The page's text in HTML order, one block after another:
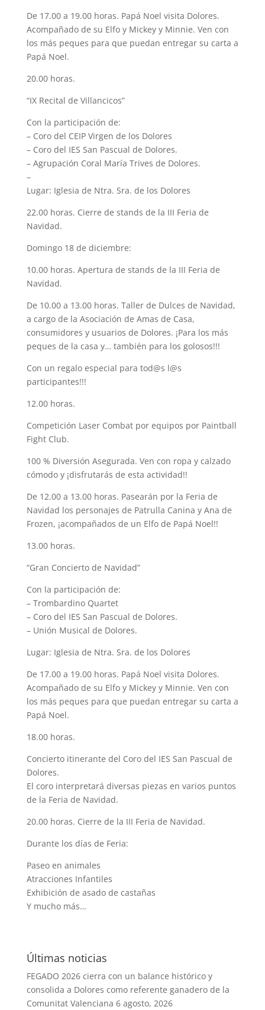
De 17.00 a 19.00 horas. Papá Noel visita Dolores.
Acompañado de su Elfo y Mickey y Minnie. Ven con
los más peques para que puedan entregar su carta a
Papá Noel.
20.00 horas.
“IX Recital de Villancicos”
Con la participación de:
– Coro del CEIP Virgen de los Dolores
– Coro del IES San Pascual de Dolores.
– Agrupación Coral María Trives de Dolores.
–
Lugar: Iglesia de Ntra. Sra. de los Dolores
22.00 horas. Cierre de stands de la III Feria de
Navidad.
Domingo 18 de diciembre:
10.00 horas. Apertura de stands de la III Feria de
Navidad.
De 10.00 a 13.00 horas. Taller de Dulces de Navidad,
a cargo de la Asociación de Amas de Casa,
consumidores y usuarios de Dolores. ¡Para los más
peques de la casa y… también para los golosos!!!
Con un regalo especial para tod@s l@s
participantes!!!
12.00 horas.
Competición Laser Combat por equipos por Paintball
Fight Club.
100 % Diversión Asegurada. Ven con ropa y calzado
cómodo y ¡disfrutarás de esta actividad!!
De 12.00 a 13.00 horas. Pasearán por la Feria de
Navidad los personajes de Patrulla Canina y Ana de
Frozen, ¡acompañados de un Elfo de Papá Noel!!
13.00 horas.
“Gran Concierto de Navidad”
Con la participación de:
– Trombardino Quartet
– Coro del IES San Pascual de Dolores.
– Unión Musical de Dolores.
Lugar: Iglesia de Ntra. Sra. de los Dolores
De 17.00 a 19.00 horas. Papá Noel visita Dolores.
Acompañado de su Elfo y Mickey y Minnie. Ven con
los más peques para que puedan entregar su carta a
Papá Noel.
18.00 horas.
Concierto itinerante del Coro del IES San Pascual de
Dolores.
El coro interpretará diversas piezas en varios puntos
de la Feria de Navidad.
20.00 horas. Cierre de la III Feria de Navidad.
Durante los días de Feria:
Paseo en animales
Atracciones Infantiles
Exhibición de asado de castañas
Y mucho más…
Últimas noticias
FEGADO 2026 cierra con un balance histórico y
consolida a Dolores como referente ganadero de la
Comunitat Valenciana 6 agosto, 2026